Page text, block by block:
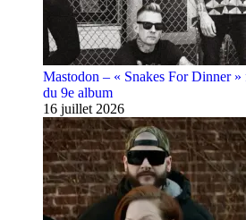
Mastodon – « Snakes For Dinner
du 9e album
16 juillet 2026